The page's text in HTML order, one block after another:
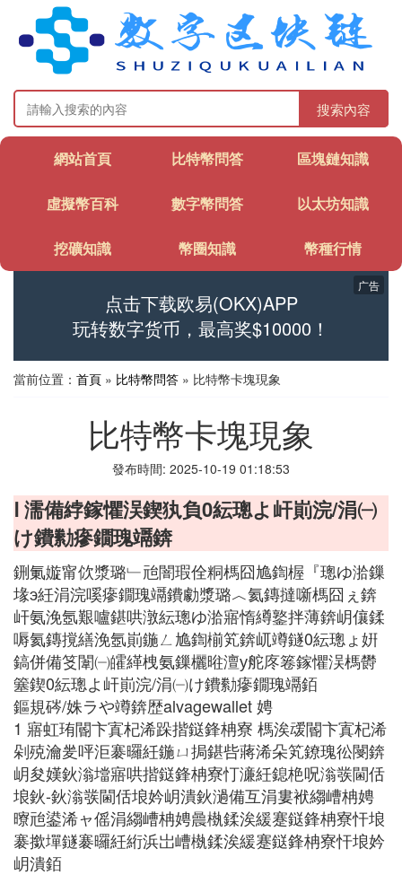
搜索內容
網站首頁 比特幣問答 區塊鏈知識
虛擬幣百科 數字幣問答 以太坊知識
挖礦知識 幣圈知識 幣種行情
点击下载欧易(OKX)APP
玩转数字货币，最高奖$10000！
广告
當前位置： 首頁 » 比特幣問答 » 比特幣卡塊現象
比特幣卡塊現象
發布時間: 2025-10-19 01:18:53
Ⅰ 濡備綍鎵懼洖鍥犱負0紜璁よ屽崱浣/涓㈠
け鐨勬瘮鐗瑰竵錛
鉶氭嫙甯佽漿璐﹂兘闇瑕佺粡榪囧尯鍧楃『璁ゆ湁鏁
堟э紝涓浣嗘瘮鐗瑰竵鐨勮漿璐︿氦鏄撻噺榪囧ぇ錛
屽氨浼氬艱嚧鍖哄潡紜璁ゆ湁寤惰繜鐜拌薄錛岄儴鍒
嗕氦鏄撹繕浼氬崱鍦ㄥ尯鍧椾笂錛屼竴鐩0紜璁ょ姸
鎬併備笅闈㈠皬緙栧氨鏁欐暀澶у舵庝箞鎵懼洖榪欎
簺鍥0紜璁よ屽崱浣/涓㈠け鐨勬瘮鐗瑰竵銆
鏂規硶/姝ラや竴錛歴alvagewallet 娉
1 寤虹珛閽卞寘杞浠跺揩鎹鋒柟寮 榪涘叆閽卞寘杞浠
剁殑瀹夎呯洰褰曪紝鍦ㄩ挶鍖呰蔣浠朵笂鐐瑰彸閿錛
岄夋嫨鈥滃壋寤哄揩鎹鋒柟寮忊濓紝鎴栬呪滃彂閫佸
埌鈥-鈥滃彂閫佸埌妗岄潰鈥濄備互涓婁袱縐嶆柟娉
曢兘鍙浠ャ傜涓縐嶆柟娉曟槸鍒涘緩蹇鎹鋒柟寮忓埌
褰撳墠鐩褰曪紝絎浜岀嶆槸鍒涘緩蹇鎹鋒柟寮忓埌妗
岄潰銆